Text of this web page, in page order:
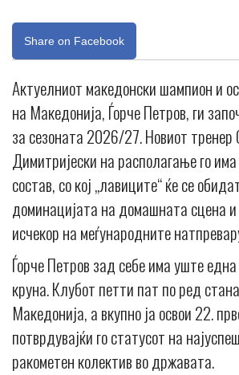
Share on Facebook
Актуелниот македонски шампион и
на Македонија, Ѓорче Петров, ги
за сезоната 2026/27. Новиот
Димитријески на располагање го
состав, со кој „лавиците“ ќе се
доминацијата на домашната сцена
исчекор на меѓународните
Ѓорче Петров зад себе има уште
круна. Клубот петти пат по ред
Македонија, а вкупно ја освои 22.
потврдувајќи го статусот на
ракометен колектив во државата.